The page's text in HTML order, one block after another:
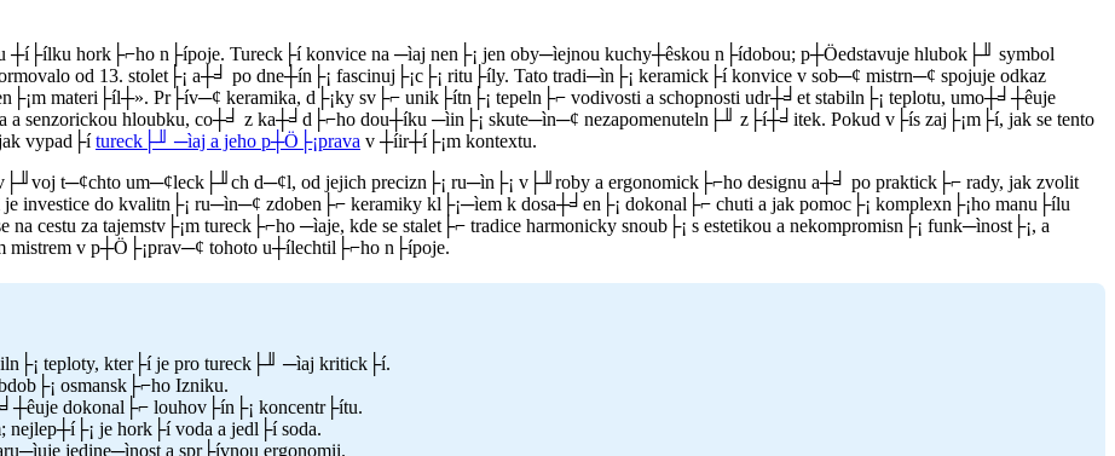
┼í├ílku hork├⌐ho n├ípoje. Tureck├í konvice na ─ìaj nen├¡ jen oby─ìejnou kuchy┼êskou n├ídobou; p┼Öedstavuje hlubok├╜ symbol
od 13. stolet├¡ a┼╛ po dne┼ín├¡ fascinuj├¡c├¡ ritu├íly. Tato tradi─ìn├¡ keramick├í konvice v sob─¢ mistrn─¢ spojuje odkaz
materi├íl┼». Pr├ív─¢ keramika, d├¡ky sv├⌐ unik├ítn├¡ tepeln├⌐ vodivosti a schopnosti udr┼╛et stabiln├¡ teplotu, umo┼╛┼êuje
senzorickou hloubku, co┼╛ z ka┼╛d├⌐ho dou┼íku ─ìin├¡ skute─ìn─¢ nezapomenuteln├╜ z├í┼╛itek. Pokud v├ís zaj├¡m├í, jak se tento
vypad├ítureck├╜ ─ìaj a jeho p┼Ö├¡prava v ┼íir┼í├¡m kontextu.
t─¢chto um─¢leck├╜ch d─¢l, od jejich precizn├¡ ru─ìn├¡ v├╜roby a ergonomick├⌐ho designu a┼╛ po praktick├⌐ rady, jak zvolit
do kvalitn├¡ ru─ìn─¢ zdoben├⌐ keramiky kl├¡─ìem k dosa┼╛en├¡ dokonal├⌐ chuti a jak pomoc├¡ komplexn├¡ho manu├ílu
cestu za tajemstv├¡m tureck├⌐ho ─ìaje, kde se stalet├⌐ tradice harmonicky snoub├¡ s estetikou a nekompromisn├¡ funk─ìnost├¡, a
v p┼Ö├¡prav─¢ tohoto u┼ílechtil├⌐ho n├ípoje.
teploty, kter├í je pro tureck├╜ ─ìaj kritick├í.
osmansk├⌐ho Izniku.
dokonal├⌐ louhov├ín├¡ koncentr├ítu.
je hork├í voda a jedl├í soda.
jedine─ìnost a spr├ívnou ergonomii.